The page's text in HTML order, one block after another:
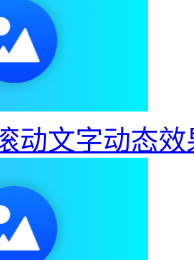
动文字动态效